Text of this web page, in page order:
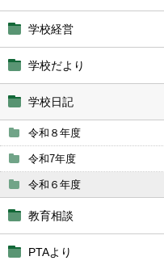
学校経営
学校だより
学校日記
令和８年度
令和7年度
令和６年度
教育相談
PTAより